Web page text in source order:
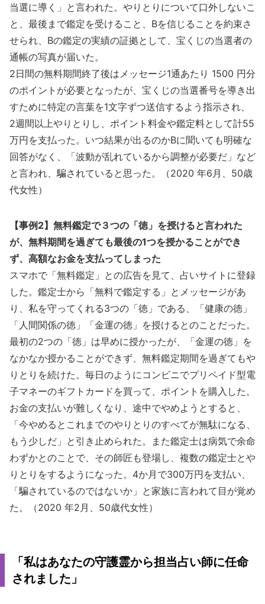
当選に導く」と言われた。やりとりについて口外しないこ
と、最後まで鑑定を受けること、Bを信じることを約束さ
せられ、Bの鑑定の実績の証拠として、宝くじの当選者の
通帳の写真が届いた。
2日間の無料期間終了後はメッセージ1通あたり 1500 円分
のポイントが必要となったが、宝くじの当選番号を導き出
すために特定の言葉を1文字ずつ送信するよう指示され、
2週間以上やりとりし、ポイント料金や鑑定料として計55
万円を支払った。いつ結果が出るのかBに聞いても明確な
回答がなく、「波動が乱れているから調整が必要だ」など
と言われ、騙されていると思った。（2020 年6月、50歳
代女性）
【事例2】無料鑑定で３つの「徳」を授けると言われた
が、無料期間を過ぎても最後の1つを授かることができ
ず、高額なお金を支払ってしまった
スマホで「無料鑑定」との広告を見て、占いサイトに登録
した。鑑定士から「無料で鑑定する」とメッセージがあ
り、私を守ってくれる3つの「徳」である、「健康の徳」
「人間関係の徳」「金運の徳」を授けるとのことだった。
最初の2つの「徳」は早めに授かったが、「金運の徳」を
なかなか授かることができず、無料鑑定期間を過ぎてもや
りとりを続けた。毎日のようにコンビニでプリペイド型電
子マネーのギフトカードを買って、ポイントを購入した。
お金の支払いが難しくなり、途中でやめようとすると、
「今やめるとこれまでのやりとりのすべてが無駄になる、
もう少しだ」と引き止められた。また鑑定士は病気で余命
わずかとのことで、その師匠も登場し、複数の鑑定士とや
りとりをするようになった。4か月で300万円を支払い、
「騙されているのではないか」と家族に言われて目が覚め
た。（2020 年2月、50歳代女性）
「私はあなたの守護霊から担当占い師に任命
されました」